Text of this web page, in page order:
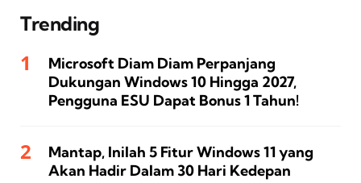
Trending
Microsoft Diam Diam Perpanjang
Dukungan Windows 10 Hingga 2027,
Pengguna ESU Dapat Bonus 1 Tahun!
Mantap, Inilah 5 Fitur Windows 11 yang
Akan Hadir Dalam 30 Hari Kedepan